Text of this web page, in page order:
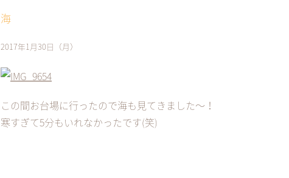
海
2017年1月30日（月）
この間お台場に行ったので海も見てきました〜！
寒すぎて5分もいれなかったです(笑)